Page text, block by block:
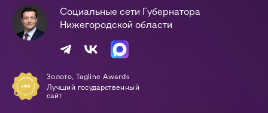
Социальные сети Губернатора
Нижегородской области
Золото, Tagline Awards
Лучший государственный
сайт